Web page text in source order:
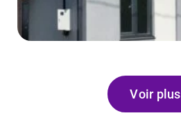
Voir plus